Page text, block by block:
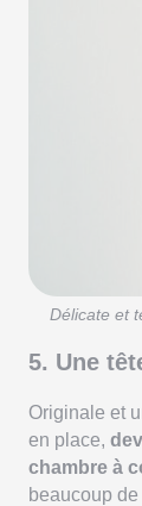
Délicate et
5. Une
Originale et
en place,
chambre à
beaucoup